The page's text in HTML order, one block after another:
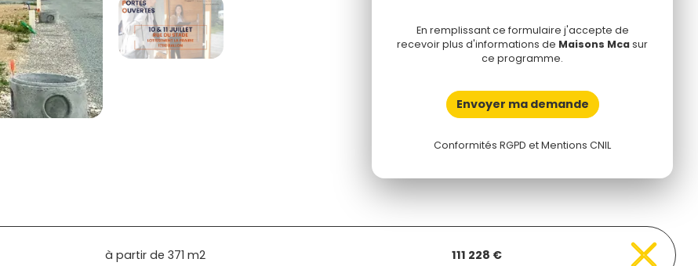
En remplissant ce formulaire j'accepte de
recevoir plus d'informations de Maisons Mcasur
ce programme.
Envoyer ma demande
Conformités RGPD et Mentions CNIL
à partir de 371 m2 111 228 €